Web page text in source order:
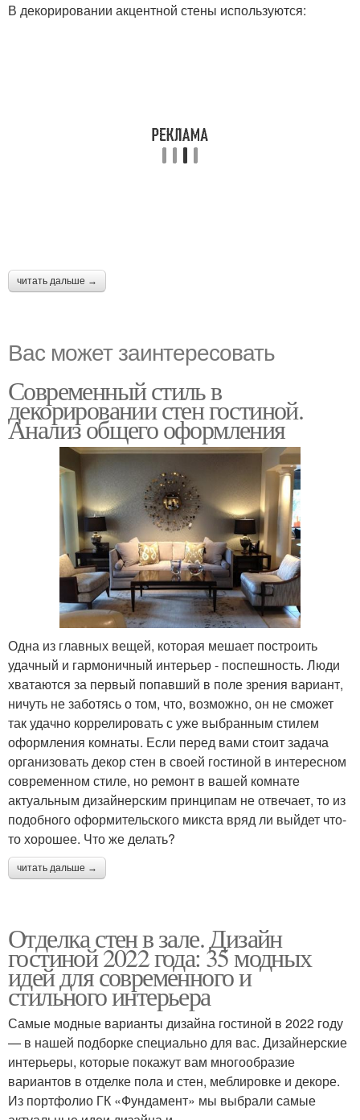
В декорировании акцентной стены используются:
читать дальше →
Вас может заинтересовать
Современный стиль в
декорировании стен гостиной.
Анализ общего оформления
Одна из главных вещей, которая мешает построить
удачный и гармоничный интерьер - поспешность. Люди
хватаются за первый попавший в поле зрения вариант,
ничуть не заботясь о том, что, возможно, он не сможет
так удачно коррелировать с уже выбранным стилем
оформления комнаты. Если перед вами стоит задача
организовать декор стен в своей гостиной в интересном
современном стиле, но ремонт в вашей комнате
актуальным дизайнерским принципам не отвечает, то из
подобного оформительского микста вряд ли выйдет что-
то хорошее. Что же делать?
читать дальше →
Отделка стен в зале. Дизайн
гостиной 2022 года: 35 модных
идей для современного и
стильного интерьера
Самые модные варианты дизайна гостиной в 2022 году
— в нашей подборке специально для вас. Дизайнерские
интерьеры, которые покажут вам многообразие
вариантов в отделке пола и стен, меблировке и декоре.
Из портфолио ГК «Фундамент» мы выбрали самые